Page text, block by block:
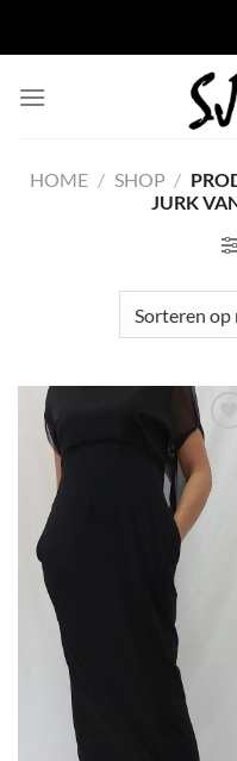
HOME / SHOP /
JURK
Toevoegen
aan
wenslijst